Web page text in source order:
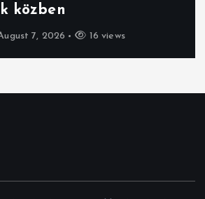
közben
7, 2026 16 views